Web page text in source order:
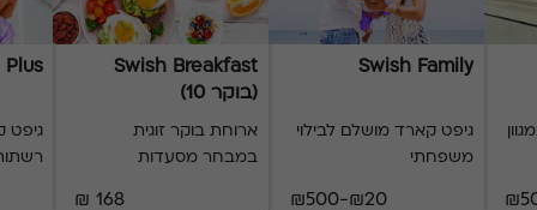
Swish Family
גיפט קארד מושלם לבילוי
משפחתי
₪20-₪500
Swish Breakfast
(בוקר 10)
ארוחת בוקר זוגית
במבחר מסעדות
168 ₪
Plus